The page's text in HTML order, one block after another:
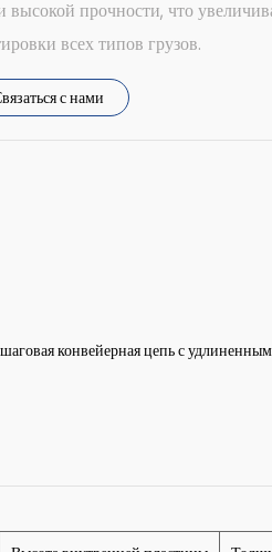
высокой прочности, что
всех типов грузов.
с нами
конвейерная цепь с